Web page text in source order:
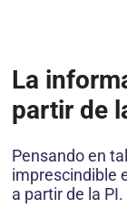
La
partir de
Pensando en
imprescindible
a partir de la PI.